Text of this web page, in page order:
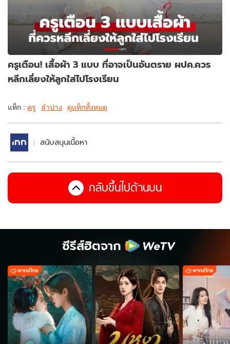
ครูเตือน! เสื้อผ้า 3 แบบ ที่อาจเป็นอันตราย ผปค.ควร
หลีกเลี่ยงให้ลูกใส่ไปโรงเรียน
แท็ก : ครู ลำปาง ดูแท็กทั้งหมด
สนับสนุนเนื้อหา
กลับขึ้นไปด้านบน
ซีรีส์ฮิตจาก